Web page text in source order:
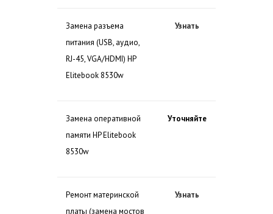
Замена разъема
питания (USB, аудио,
RJ-45, VGA/HDMI) HP
Elitebook 8530w
Узнать
Замена оперативной
памяти HP Elitebook
8530w
Уточняйте
Ремонт материнской
платы (замена мостов
Узнать